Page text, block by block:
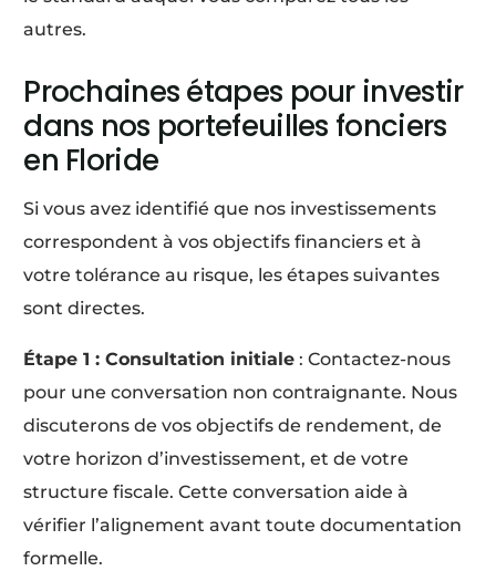
autres.
Prochaines étapes pour investir
dans nos portefeuilles fonciers
en Floride
Si vous avez identifié que nos investissements
correspondent à vos objectifs financiers et à
votre tolérance au risque, les étapes suivantes
sont directes.
Étape 1 : Consultation initiale : Contactez-nous
pour une conversation non contraignante. Nous
discuterons de vos objectifs de rendement, de
votre horizon d’investissement, et de votre
structure fiscale. Cette conversation aide à
vérifier l’alignement avant toute documentation
formelle.